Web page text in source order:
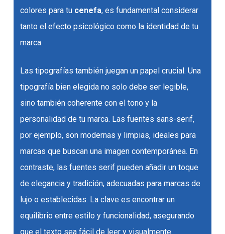
colores para tu cenefa, es fundamental considerar
tanto el efecto psicológico como la identidad de tu
marca.
Las tipografías también juegan un papel crucial. Una
tipografía bien elegida no solo debe ser legible,
sino también coherente con el tono y la
personalidad de tu marca. Las fuentes sans-serif,
por ejemplo, son modernas y limpias, ideales para
marcas que buscan una imagen contemporánea. En
contraste, las fuentes serif pueden añadir un toque
de elegancia y tradición, adecuadas para marcas de
lujo o establecidas. La clave es encontrar un
equilibrio entre estilo y funcionalidad, asegurando
que el texto sea fácil de leer y visualmente